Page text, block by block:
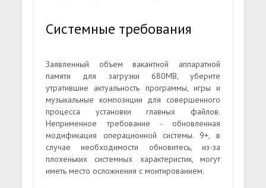
Системные требования
Заявленный объем вакантной аппаратной
памяти для загрузки 680MB, уберите
утратившие актуальность программы, игры и
музыкальные композиции для совершенного
процесса установки главных файлов.
Неприменное требование - обновленная
модификация операционной системы. 9+, в
случае необходимости обновитесь, из-за
плохеньких системных характеристик, могут
иметь место осложнения с монтированием.